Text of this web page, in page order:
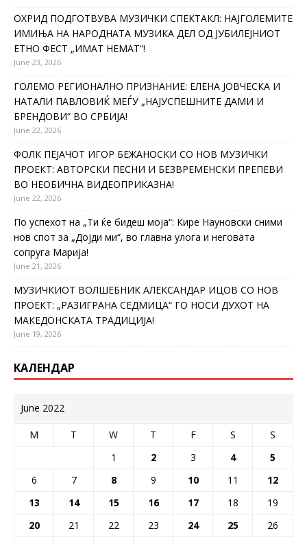
ОХРИД ПОДГОТВУВА МУЗИЧКИ СПЕКТАКЛ: НАЈГОЛЕМИТЕ
ИМИЊА НА НАРОДНАТА МУЗИКА ДЕЛ ОД ЈУБИЛЕЈНИОТ
ЕТНО ФЕСТ „ИМАТ НЕМАТ“!
June 23, 2026
ГОЛЕМО РЕГИОНАЛНО ПРИЗНАНИЕ: ЕЛЕНА ЈОВЧЕСКА И
НАТАЛИ ПАВЛОВИЌ МЕЃУ „НАЈУСПЕШНИТЕ ДАМИ И
БРЕНДОВИ“ ВО СРБИЈА!
June 22, 2026
ФОЛК ПЕЈАЧОТ ИГОР БЕЖАНОСКИ СО НОВ МУЗИЧКИ
ПРОЕКТ: АВТОРСКИ ПЕСНИ И БЕЗВРЕМЕНСКИ ПРЕПЕВИ
ВО НЕОБИЧНА ВИДЕОПРИКАЗНА!
June 22, 2026
По успехот на „Ти ќе бидеш моја“: Кире Науновски сними
нов спот за „Дојди ми“, во главна улога и неговата
сопруга Марија!
June 21, 2026
МУЗИЧКИОТ ВОЛШЕБНИК АЛЕКСАНДАР ИЦОВ СО НОВ
ПРОЕКТ: „РАЗИГРАНА СЕДМИЦА“ ГО НОСИ ДУХОТ НА
МАКЕДОНСКАТА ТРАДИЦИЈА!
June 19, 2026
КАЛЕНДАР
June 2022
M T W T F S
S
1
2 3 4
5
6
7 8 9 10 11
12
13
14 15 16 17 18
19
20
21 22 23 24 25
26